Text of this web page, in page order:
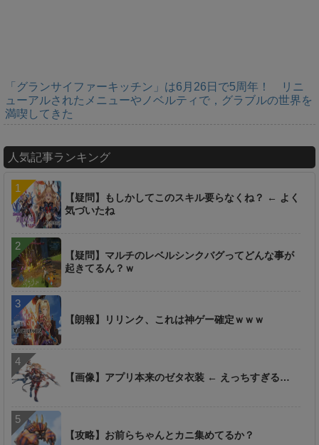
「グランサイファーキッチン」は6月26日で5周年！ リニ
ューアルされたメニューやノベルティで，グラブルの世界を
満喫してきた
人気記事ランキング
【疑問】もしかしてこのスキル要らなくね？ ← よく
気づいたね
【疑問】マルチのレベルシンクバグってどんな事が
起きてるん？ｗ
【朗報】リリンク、これは神ゲー確定ｗｗｗ
【画像】アプリ本来のゼタ衣装 ← えっちすぎる…
【攻略】お前らちゃんとカニ集めてるか？